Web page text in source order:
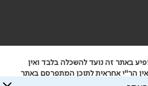
באתר זה נועד להשכלה בלבד ואין
אין הר"י אחראית לתוכן המתפרסם באתר
שעלול להיגרם.